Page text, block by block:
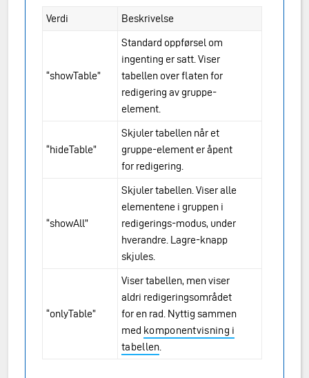
Verdi Beskrivelse
“showTable”
Standard oppførsel om
ingenting er satt. Viser
tabellen over flaten for
redigering av gruppe-
element.
“hideTable”
Skjuler tabellen når et
gruppe-element er åpent
for redigering.
“showAll”
Skjuler tabellen. Viser alle
elementene i gruppen i
redigerings-modus, under
hverandre. Lagre-knapp
skjules.
“onlyTable”
Viser tabellen, men viser
aldri redigeringsområdet
for en rad. Nyttig sammen
med komponentvisning i
tabellen